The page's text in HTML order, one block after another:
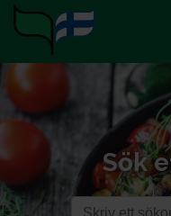
Sök